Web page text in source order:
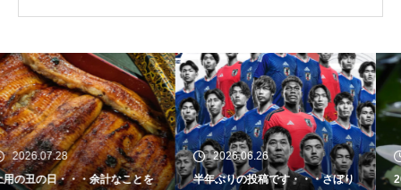
を
2026.06.26
半年ぶりの投稿です・・・さぼり
2026.02.16
2026 今年初めての投稿・